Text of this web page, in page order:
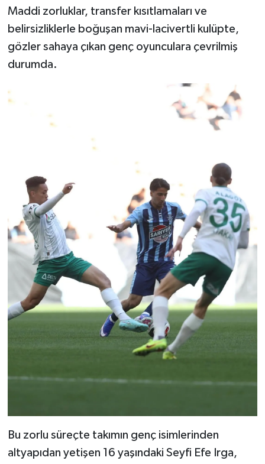
Maddi zorluklar, transfer kısıtlamaları ve
belirsizliklerle boğuşan mavi-lacivertli kulüpte,
gözler sahaya çıkan genç oyunculara çevrilmiş
durumda.
Bu zorlu süreçte takımın genç isimlerinden
altyapıdan yetişen 16 yaşındaki Seyfi Efe Irga,